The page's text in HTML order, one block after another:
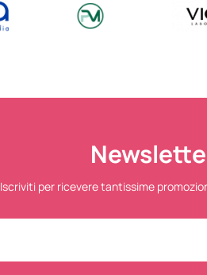
Iscriviti per ricevere tantissime